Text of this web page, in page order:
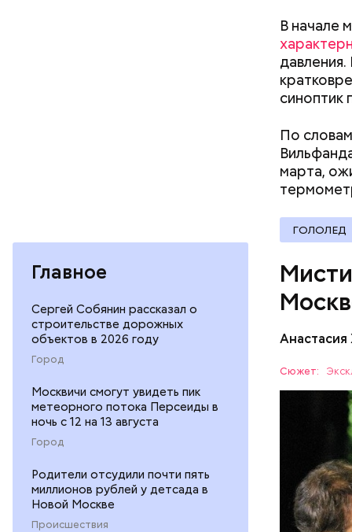
Главное
Сергей Собянин рассказал о
строительстве дорожных
объектов в 2026 году
Город
Москвичи смогут увидеть пик
метеорного потока Персеиды в
ночь с 12 на 13 августа
Город
Родители отсудили почти пять
миллионов рублей у детсада в
Новой Москве
Происшествия
В начале
синоптик
По
марта,
ГОЛОЛЕД
Сюжет:
Одно из
это
проживал
комнате
1921-го
потому
Именно
жил
На
большим
МОСКВА
Мавзолей